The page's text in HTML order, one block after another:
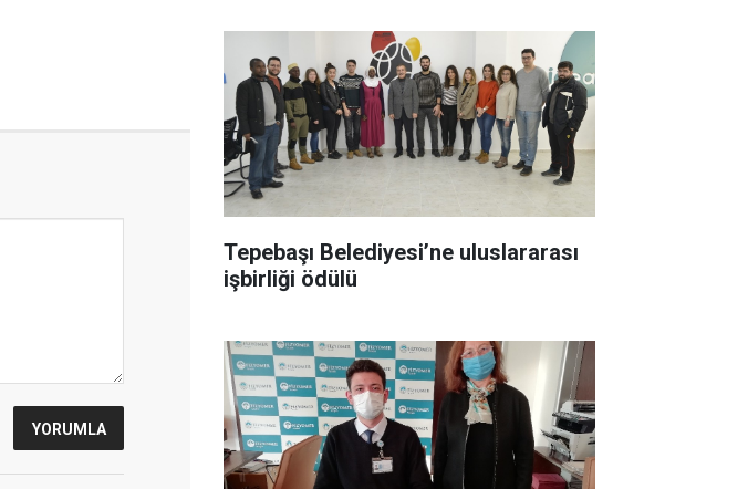
Tepebaşı Belediyesi’ne uluslararası
işbirliği ödülü